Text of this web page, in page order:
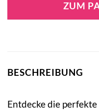
ZUM
BESCHREIBUNG
Entdecke die perfekte